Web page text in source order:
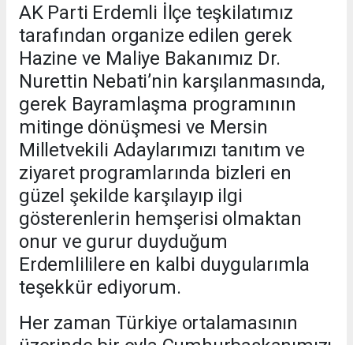
AK Parti Erdemli İlçe teşkilatımız
tarafından organize edilen gerek
Hazine ve Maliye Bakanımız Dr.
Nurettin Nebati’nin karşılanmasında,
gerek Bayramlaşma programının
mitinge dönüşmesi ve Mersin
Milletvekili Adaylarımızı tanıtım ve
ziyaret programlarında bizleri en
güzel şekilde karşılayıp ilgi
gösterenlerin hemşerisi olmaktan
onur ve gurur duyduğum
Erdemlililere en kalbi duygularımla
teşekkür ediyorum.
Her zaman Türkiye ortalamasının